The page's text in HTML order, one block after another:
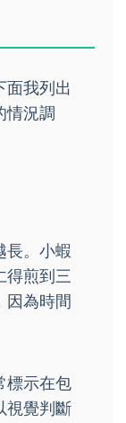
面我列出
情況調
長。小蝦
得煎到三
因為時間
標示在包
視覺判斷